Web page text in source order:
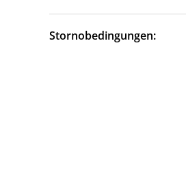
Stornobedingungen: